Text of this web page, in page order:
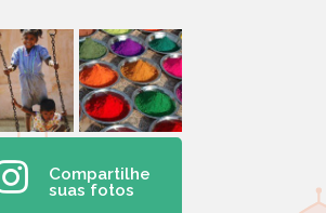
Compartilhe
suas fotos